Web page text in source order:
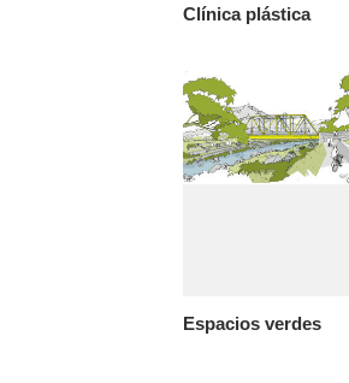
Clínica plástica
Espacios verdes